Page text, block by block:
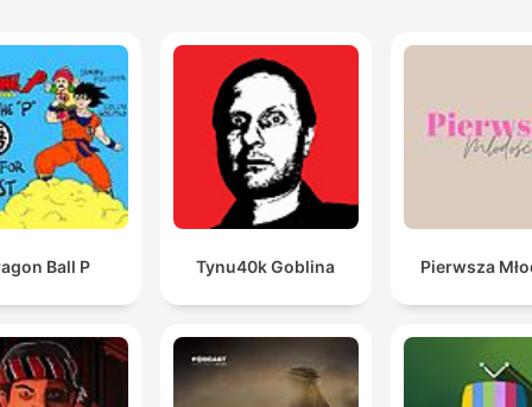
Ball P Tynu40k Goblina Pierwsza